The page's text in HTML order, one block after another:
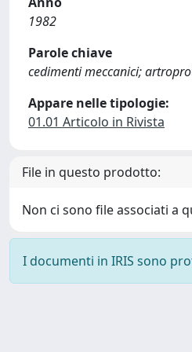
1982
Parole chiave
cedimenti meccanici;
Appare nelle tipologie:
01.01 Articolo in Rivista
File in questo prodotto:
Non ci sono file associati a
I documenti in IRIS sono